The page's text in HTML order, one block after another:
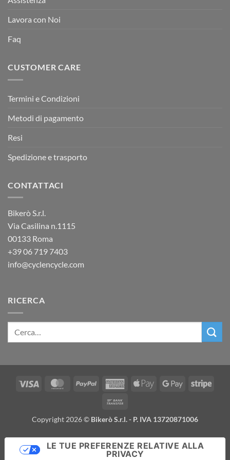
Lavora con Noi
Faq
CUSTOMER CARE
Termini e Condizioni
Metodi di pagamento
Resi
Spedizione e trasporto
CONTATTACI
Bikerò S.r.l.
Via Casilina n.1115
00133 Roma
+3906 719 7403
info@cyclencycle.com
RICERCA
Visa MasterCardPayPal
AmericanApple
Google
Stripe
Copyright 2026 © Bikerò S.r.l. - P. IVA 13720871006
LE TUE PREFERENZE RELATIVE ALLA
PRIVACY